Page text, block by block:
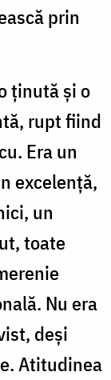
prin
ţinută şi o
rupt fiind
Era un
excelenţă,
un
toate
Nu era
deşi
Atitudinea